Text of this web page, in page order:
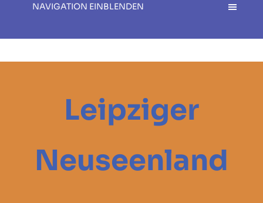
NAVIGATION EINBLENDEN
Leipziger
Neuseenland